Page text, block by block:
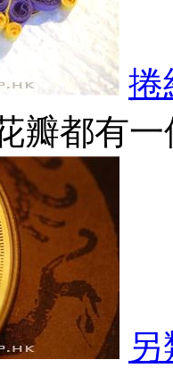
捲
瓣都有